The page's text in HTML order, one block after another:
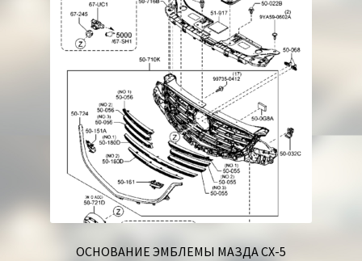
ОСНОВАНИЕ ЭМБЛЕМЫ МАЗДА СХ-5